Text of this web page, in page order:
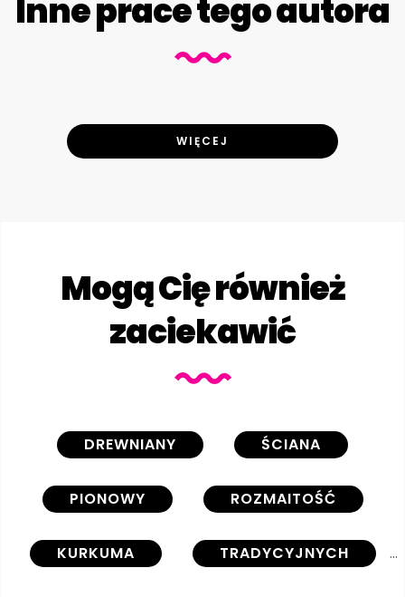
Inne prace tego autora
WIĘCEJ
Mogą Cię również
zaciekawić
DREWNIANY ŚCIANA
PIONOWY ROZMAITOŚĆ
KURKUMA TRADYCYJNYCH